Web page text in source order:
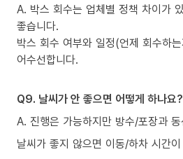
A. 박스 회수는 업체별 정책 차이가
좋습니다.
박스 회수 여부와 일정(언제 회수하
어수선합니다.
Q9. 날씨가 안 좋으면 어떻게 하나요?
A. 진행은 가능하지만 방수/포장과
날씨가 좋지 않으면 이동/하차 시간